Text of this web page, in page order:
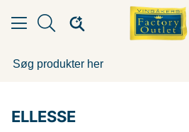
ELLESSE